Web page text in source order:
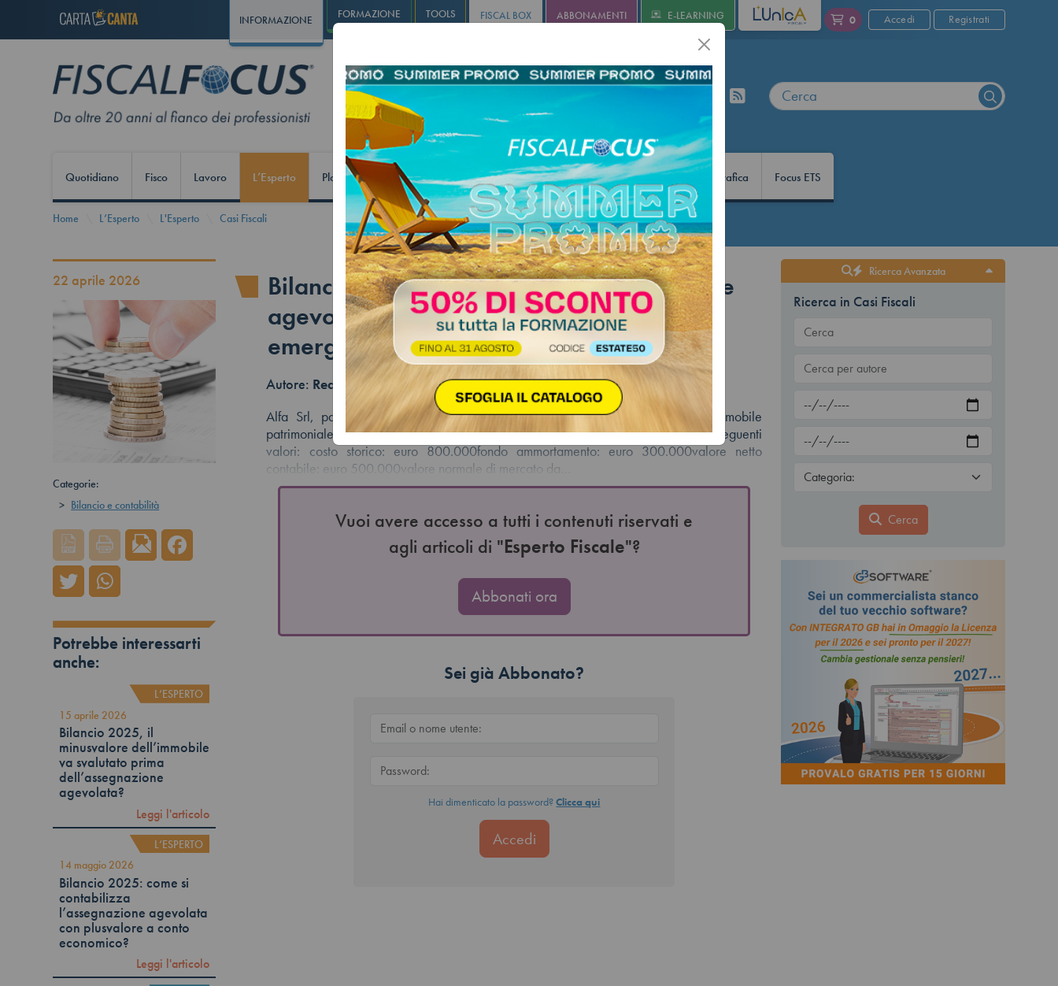
INFORMAZIONE FORMAZIONE TOOLS FISCAL BOX ABBONAMENTI E-LEARNING L'UNICA 0 Accedi Registrati
Quotidiano Fisco Lavoro L’Esperto Play Solution Infostudio Informa+ Agricoltura Revisione Infografica Focus ETS
Home L’Esperto L'Esperto Casi Fiscali
22 aprile 2026
Categorie:
> Bilancio e contabilità
Potrebbe interessarti
anche:
L’ESPERTO
15 aprile 2026
Bilancio 2025, il
minusvalore dell’immobile
va svalutato prima
dell’assegnazione
agevolata?
Leggi l'articolo
L’ESPERTO
14 maggio 2026
Bilancio 2025: come si
contabilizza
l’assegnazione agevolata
con plusvalore a conto
economico?
Leggi l'articolo
Bilanci, come si contabilizza l’assegnazione
agevolata di un immobile ai soci quando
emerge un plusvalore?
Autore: Redazione Fiscal Focus
Alfa Srl, partecipata da due soci al 50%, intende assegnare nel 2026 un immobile
patrimoniale iscritto tra le immobilizzazioni materiali. L’immobile presenta i seguenti
valori: costo storico: euro 800.000fondo ammortamento: euro 300.000valore netto
contabile: euro 500.000valore normale di mercato da…
Vuoi avere accesso a tutti i contenuti riservati e
agli articoli di "Esperto Fiscale"?
Abbonati ora
Sei già Abbonato?
Hai dimenticato la password?Clicca qui
Ricerca Avanzata
Ricerca in Casi Fiscali
Cerca